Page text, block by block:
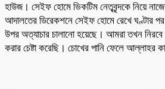
হাউজ। সেইফ হোমে ভিকটিম নেতৃবৃন্দকে নিয়ে
আদালতের ডিরেকশনে সেইফ হোমে রেখে ঘণ্টার পর
উপর অত্যাচার চালানো হয়েছে। আমরা তখন
করার চেষ্টা করেছি। চোখের পানি ফেলে আল্লাহর